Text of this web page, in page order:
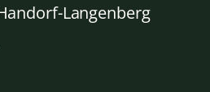
Langenberg